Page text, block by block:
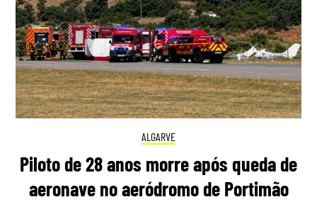
ALGARVE
Piloto de 28 anos morre após queda de
aeronave no aeródromo de Portimão